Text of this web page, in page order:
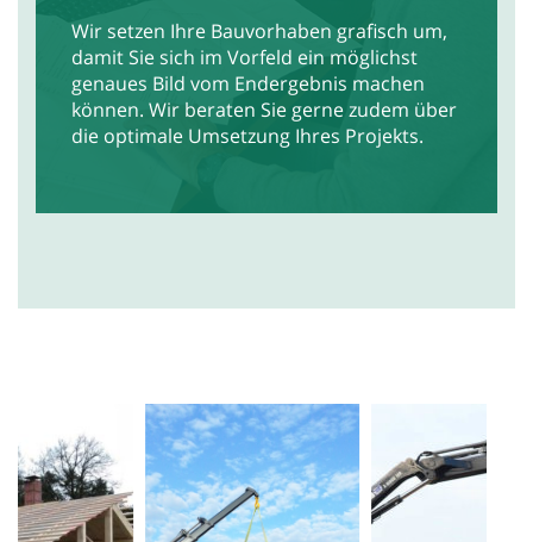
Wir setzen Ihre Bauvorhaben grafisch um,
damit Sie sich im Vorfeld ein möglichst
genaues Bild vom Endergebnis machen
können. Wir beraten Sie gerne zudem über
die optimale Umsetzung Ihres Projekts.